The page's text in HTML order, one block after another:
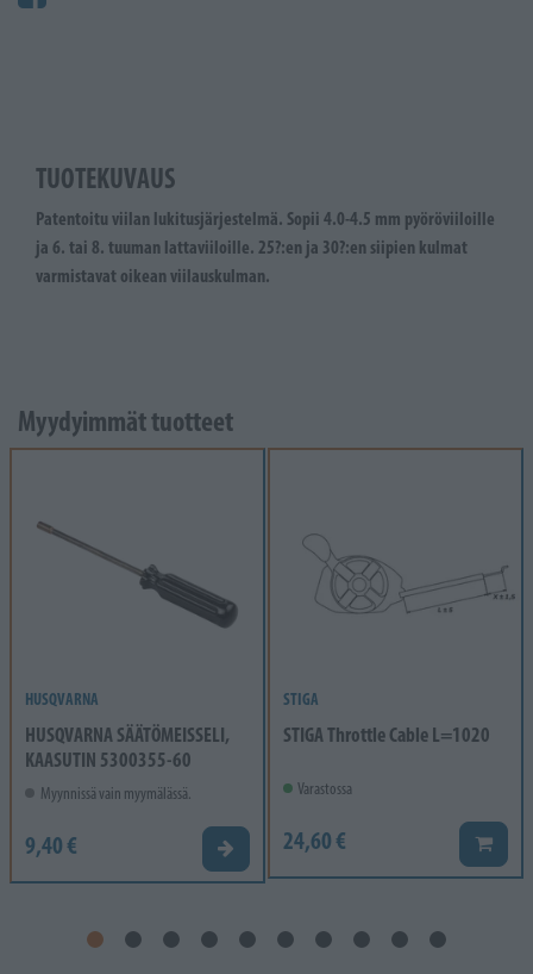
TUOTEKUVAUS
Patentoitu viilan lukitusjärjestelmä. Sopii 4.0-4.5 mm pyöröviiloille
ja 6. tai 8. tuuman lattaviiloille. 25?:en ja 30?:en siipien kulmat
varmistavat oikean viilauskulman.
Myydyimmät tuotteet
HUSQVARNA
HUSQVARNA SÄÄTÖMEISSELI,
KAASUTIN 5300355-60
Myynnissä vain myymälässä.
9,40 € Valitse vaihtoehto
STIGA
STIGA Throttle Cable L=1020
Varastossa
24,60 € Lisää